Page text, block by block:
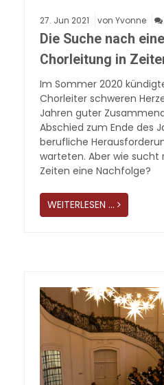
27. Jun 2021 von Yvonne
Die Suche nach
Chorleitung in
Im Sommer 2020
Chorleiter schweren
Jahren guter
Abschied zum Ende des
berufliche
warteten. Aber wie
Zeiten eine Nachfolge?
WEITERLESEN …